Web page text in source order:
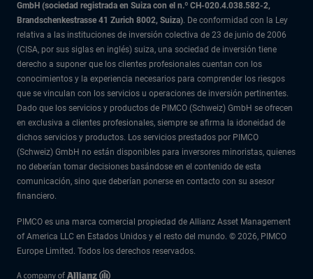
GmbH (sociedad registrada en Suiza con el n.º CH-020.4.038.582-2,
Brandschenkestrasse 41 Zurich 8002, Suiza). De conformidad con la Ley
relativa a las instituciones de inversión colectiva de 23 de junio de 2006
(CISA, por sus siglas en inglés) suiza, una sociedad de inversión tiene
derecho a suponer que los clientes profesionales cuentan con los
conocimientos y la experiencia necesarios para comprender los riesgos
que se vinculan con los servicios u operaciones de inversión pertinentes.
Dado que los servicios y productos de PIMCO (Schweiz) GmbH se ofrecen
en exclusiva a clientes profesionales, siempre se afirma la idoneidad de
dichos servicios y productos. Los servicios prestados por PIMCO
(Schweiz) GmbH no están disponibles para inversores minoristas, quienes
no deberían tomar decisiones basándose en el contenido de esta
comunicación, sino que deberían ponerse en contacto con su asesor
financiero.
PIMCO es una marca comercial propiedad de Allianz Asset Management
of America LLC en Estados Unidos y el resto del mundo. © 2026, PIMCO
Europe Limited. Todos los derechos reservados.